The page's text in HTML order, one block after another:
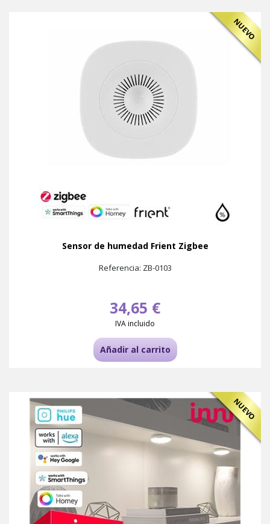
NUEVO
Sensor de humedad Frient Zigbee
Referencia: ZB-0103
34,65 €
IVA incluido
Añadir al carrito
NUEVO